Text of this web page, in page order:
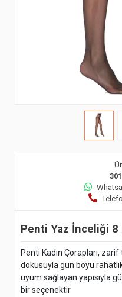
Penti Yaz İnceliği
Penti Kadın Çorapları,
dokusuyla gün boyu
uyum sağlayan yapısıyla
bir seçenektir